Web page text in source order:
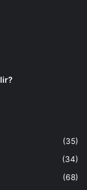
(35)
(34)
(68)